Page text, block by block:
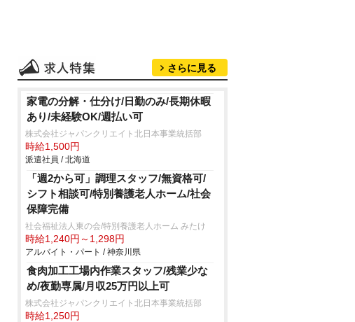
さらに見る
家電の分解・仕分け/日勤のみ/長期休暇
あり/未経験OK/週払い可
株式会社ジャパンクリエイト北日本事業統括部
時給1,500円
派遣社員 / 北海道
「週2から可」調理スタッフ/無資格可/
シフト相談可/特別養護老人ホーム/社会
保障完備
社会福祉法人東の会/特別養護老人ホーム みたけ
時給1,240円～1,298円
アルバイト・パート / 神奈川県
食肉加工工場内作業スタッフ/残業少な
め/夜勤専属/月収25万円以上可
株式会社ジャパンクリエイト北日本事業統括部
時給1,250円